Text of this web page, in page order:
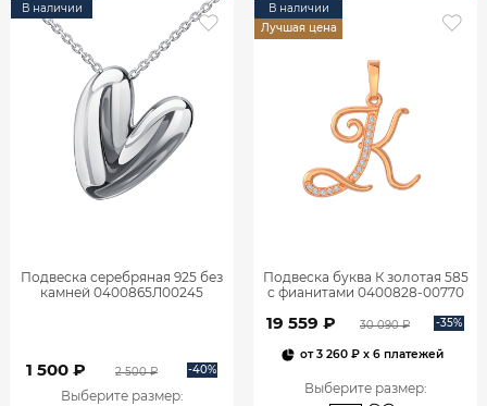
В наличии
Подвеска серебряная 925 без
камней 0400865Л00245
1 500 ₽ 2 500 ₽ -40%
Выберите размер:
В наличии
Лучшая цена
Подвеска буква К золотая 585
с фианитами 0400828-00770
19 559 ₽ 30 090 ₽ -35%
от3 260 ₽ x 6 платежей
Выберите размер: